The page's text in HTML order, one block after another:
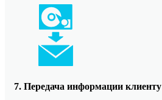
7. Передача информации клиенту